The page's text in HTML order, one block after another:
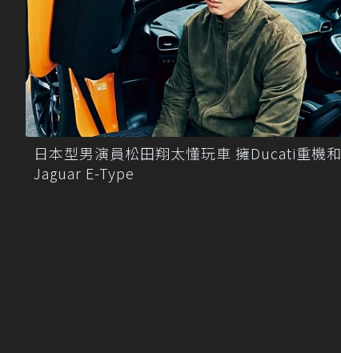
日本型男演員松田翔太懂玩車 擁Ducati重機和
Jaguar E-Type